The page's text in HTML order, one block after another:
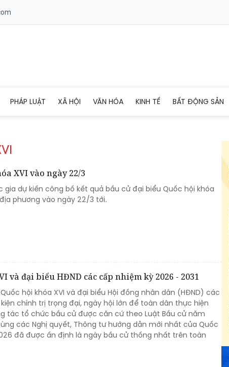
PHÁP LUẬT XÃ HỘI VĂN HÓA KINH TẾ BẤT ĐỘNG SẢN
XVI vào ngày 22/3
gia dự kiến công bố kết quả bầu cử đại biểu Quốc hội khóa
phương vào ngày 22/3 tới.
đại biểu HĐND các cấp nhiệm kỳ 2026 - 2031
hội khóa XVI và đại biểu Hội đồng nhân dân (HĐND) các
chính trị trọng đại, ngày hội lớn để toàn dân thực hiện
tác tổ chức bầu cử được căn cứ theo Luật Bầu cử năm
các Nghị quyết, Thông tư hướng dẫn mới nhất của Quốc
đã được ấn định là ngày bầu cử thống nhất trên toàn